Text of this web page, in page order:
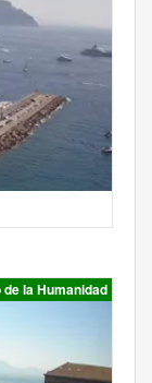
la Humanidad